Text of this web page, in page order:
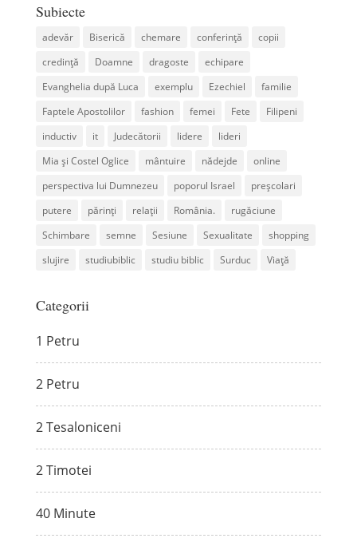
Subiecte
adevăr Biserică chemare conferință
copii
credință
Doamne dragoste
echipare
Evanghelia după Luca
exemplu Ezechiel
familie
Faptele Apostolilor
fashion femei Fete
Filipeni
inductiv
it Judecătorii lidere
lideri
Mia și Costel Oglice
mântuire nădejde
online
perspectiva lui Dumnezeu
poporul Israel
preșcolari
putere
părinți relații România.
rugăciune
Schimbare
semne Sesiune Sexualitate
shopping
slujire
studiubiblic studiu biblic Surduc Viață
Categorii
1 Petru
2 Petru
2 Tesaloniceni
2 Timotei
40 Minute